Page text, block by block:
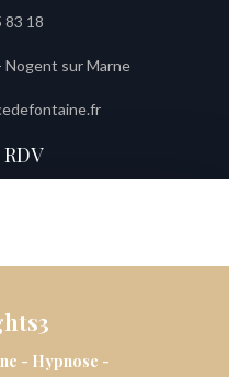
83 18
Nogent sur Marne
- Hypnose -